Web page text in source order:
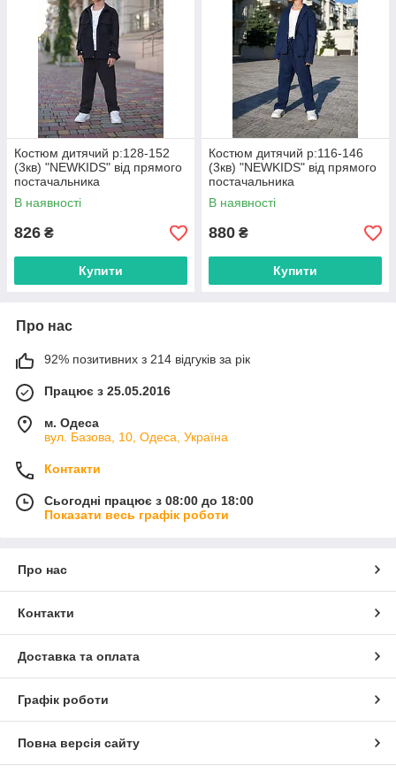
Костюм дитячий р:128-152
(3кв) "NEWKIDS" від прямого
постачальника
В наявності
826 ₴
Купити
Костюм дитячий р:116-146
(3кв) "NEWKIDS" від прямого
постачальника
В наявності
880 ₴
Купити
Про нас
92% позитивних з 214 відгуків за рік
Працює з 25.05.2016
м. Одеса
вул. Базова, 10, Одеса, Україна
Контакти
Сьогодні працює з 08:00 до 18:00
Показати весь графік роботи
Про нас
Контакти
Доставка та оплата
Графік роботи
Повна версія сайту